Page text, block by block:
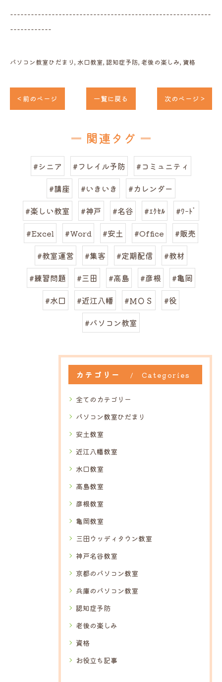
----------------------------------------------------------
------------
パソコン教室ひだまり 水口教室 認知症予防 老後の楽しみ 資格
< 前のページ 一覧に戻る 次のページ >
関連タグ
#シニア #フレイル予防
#コミュニティ
#講座
#いきいき
#カレンダー
#楽しい教室
#神戸 #名谷 #ｴｸｾﾙ
#ﾜｰﾄﾞ
#Excel
#Word #安土 #Office
#販売
#教室運営
#集客 #定期配信
#教材
#練習問題
#三田 #高島 #彦根
#亀岡
#水口
#近江八幡 #ＭＯＳ
#役
#パソコン教室
カテゴリー Categories
全てのカテゴリー
パソコン教室ひだまり
安土教室
近江八幡教室
水口教室
高島教室
彦根教室
亀岡教室
三田ウッディタウン教室
神戸名谷教室
京都のパソコン教室
兵庫のパソコン教室
認知症予防
老後の楽しみ
資格
お役立ち記事